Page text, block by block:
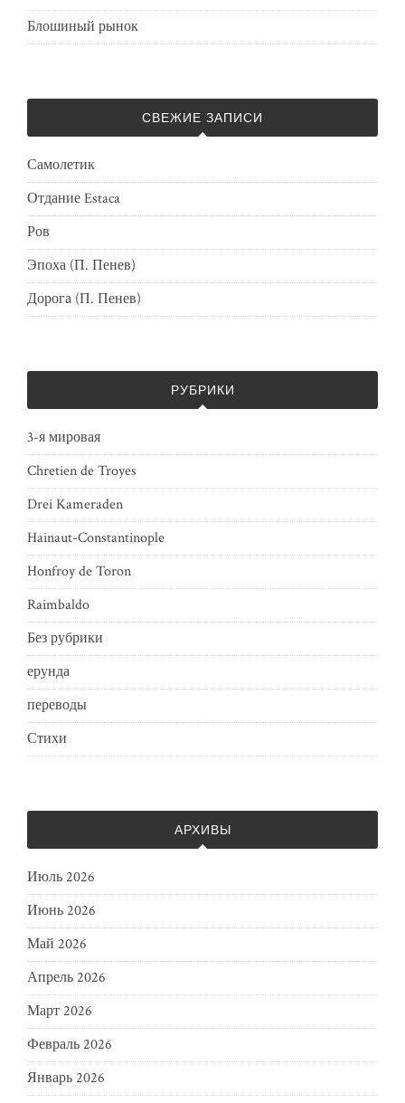
Блошиный рынок
СВЕЖИЕ ЗАПИСИ
Самолетик
Отдание Estaca
Ров
Эпоха (П. Пенев)
Дорога (П. Пенев)
РУБРИКИ
3-я мировая
Chretien de Troyes
Drei Kameraden
Hainaut-Constantinople
Honfroy de Toron
Raimbaldo
Без рубрики
ерунда
переводы
Стихи
АРХИВЫ
Июль 2026
Июнь 2026
Май 2026
Апрель 2026
Март 2026
Февраль 2026
Январь 2026